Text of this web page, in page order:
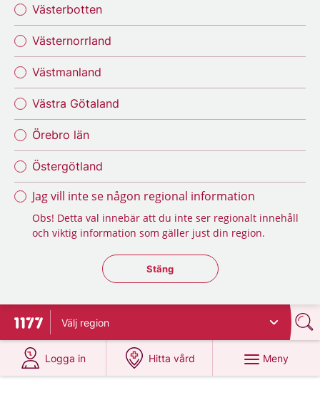
Västerbotten
Västernorrland
Västmanland
Västra Götaland
Örebro län
Östergötland
Jag vill inte se någon regional information
Obs! Detta val innebär att du inte ser regionalt innehåll
och viktig information som gäller just din region.
Stäng regionsväljaren
Stäng
Till startsidan för 1177
Välj region
Logga in
på 1177.se
Hitta vård
på 1177.se
Meny